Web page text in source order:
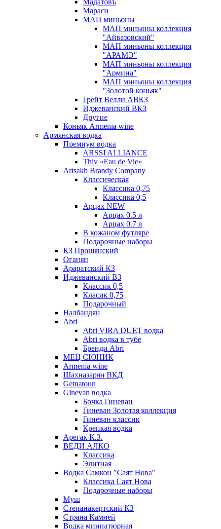
Мадатовъ
Мараси
МАП миньоны
МАП миньоны коллекция
"Айвазовский"
МАП миньоны коллекция
"АРАМЭ"
МАП миньоны коллекция
"Армина"
МАП миньоны коллекция
"Золотой коньяк"
Грейт Велли АВКЗ
Иджеванский ВКЗ
Другие
Коньяк Armenia wine
Армянская водка
Премиум водка
ARSSI ALLIANCE
Thiv «Eau de Vie»
Artsakh Brandy Company
Классическая
Классика 0,75
Классика 0,5
Арцах NEW
Арцах 0.5 л
Арцах 0.7 л
В кожаном футляре
Подарочные наборы
КЗ Прошянский
Оганян
Араратский КЗ
Иджеванский ВЗ
Классик 0,5
Класик 0,75
Подарочный
Налбандян
Abri
Abri VIRA DUET водка
Abri водка в тубе
Бренди Abri
МЕЦ СЮНИК
Armenia wine
Шахназарян ВКД
Getnatoun
Ginevan водка
Бочка Гиневан
Гиневан Золотая коллекция
Гиневан классик
Крепкая водка
Арегак К.З.
ВЕДИ АЛКО
Классика
Элитная
Водка Самкон "Саят Нова"
Классика Саят Нова
Подарочные наборы
Муш
Степанакертский КЗ
Страна Камней
Водка миниатюрная